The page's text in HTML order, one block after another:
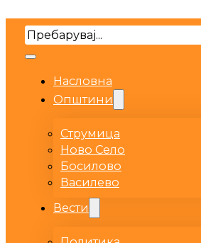
Search
Насловна
Општини
Струмица
Ново Село
Босилово
Василево
Вести